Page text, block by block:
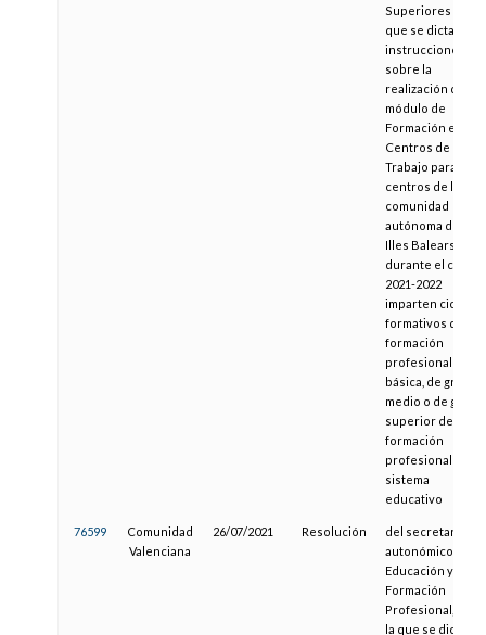
Superiores por la
que se dictan las
instrucciones
sobre la
realización del
módulo de
Formación en
Centros de
Trabajo para los
centros de la
comunidad
autónoma de las
Illes Balears que
durante el curso
2021-2022
imparten ciclos
formativos de
formación
profesional
básica, de grado
medio o de grado
superior de
formación
profesional del
sistema
educativo
76599
Comunidad
Valenciana
26/07/2021 Resolución
del secretario
autonómico de
Educación y
Formación
Profesional, por
la que se dictan